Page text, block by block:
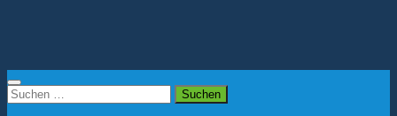
Suchen
nach: